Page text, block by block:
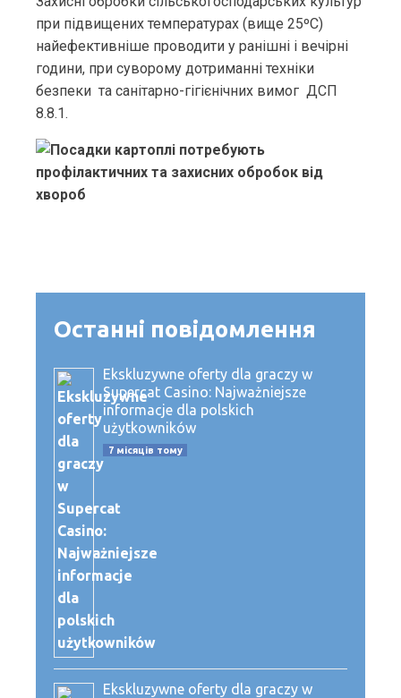
при підвищених температурах (вище 25ºС)
найефективніше проводити у ранішні і вечірні
години, при суворому дотриманні техніки
безпеки та санітарно-гігієнічних вимог ДСП
8.8.1.
Останні повідомлення
Ekskluzywne oferty dla graczy w
Supercat Casino: Najważniejsze
informacje dla polskich
użytkowników
7 місяців тому
Ekskluzywne oferty dla graczy w